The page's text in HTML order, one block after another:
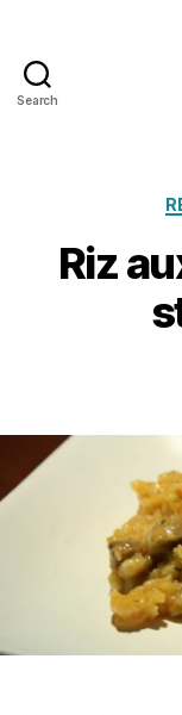
Search
Riz